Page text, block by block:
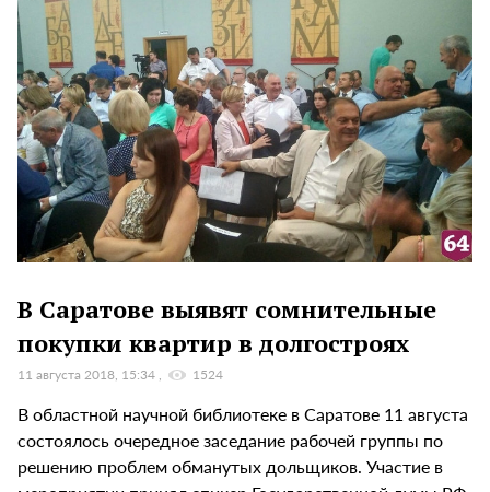
В Саратове выявят сомнительные
покупки квартир в долгостроях
11 августа 2018, 15:34 1524
В областной научной библиотеке в Саратове 11 августа
состоялось очередное заседание рабочей группы по
решению проблем обманутых дольщиков. Участие в